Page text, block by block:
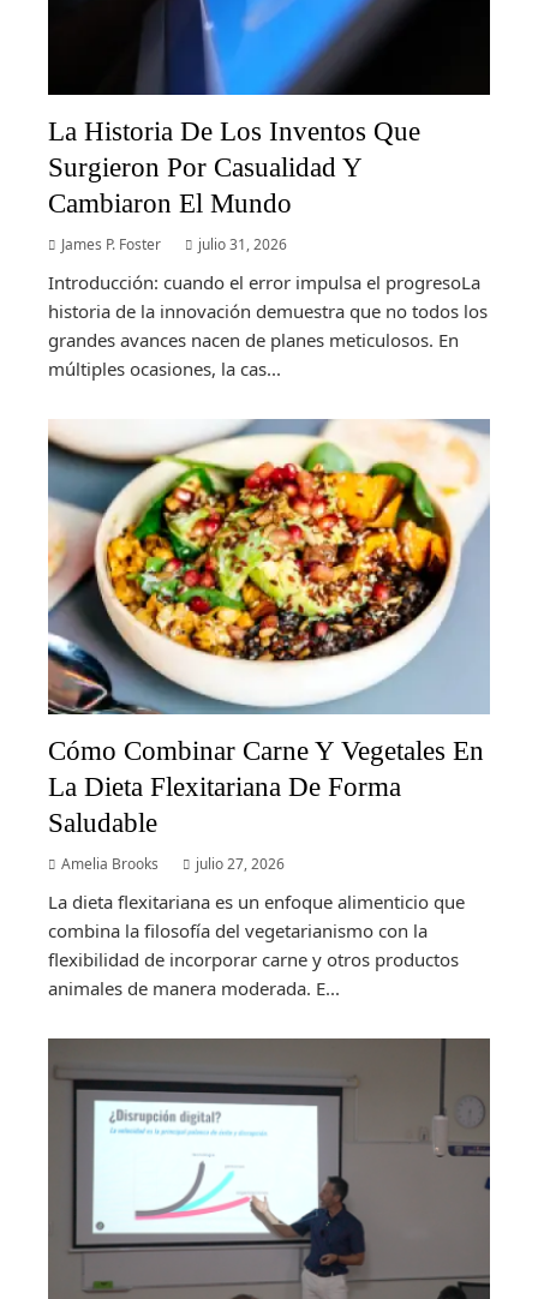
La Historia De Los Inventos Que
Surgieron Por Casualidad Y
Cambiaron El Mundo
James P. Foster julio 31, 2026
Introducción: cuando el error impulsa el progresoLa
historia de la innovación demuestra que no todos los
grandes avances nacen de planes meticulosos. En
múltiples ocasiones, la cas...
Cómo Combinar Carne Y Vegetales En
La Dieta Flexitariana De Forma
Saludable
Amelia Brooks julio 27, 2026
La dieta flexitariana es un enfoque alimenticio que
combina la filosofía del vegetarianismo con la
flexibilidad de incorporar carne y otros productos
animales de manera moderada. E...